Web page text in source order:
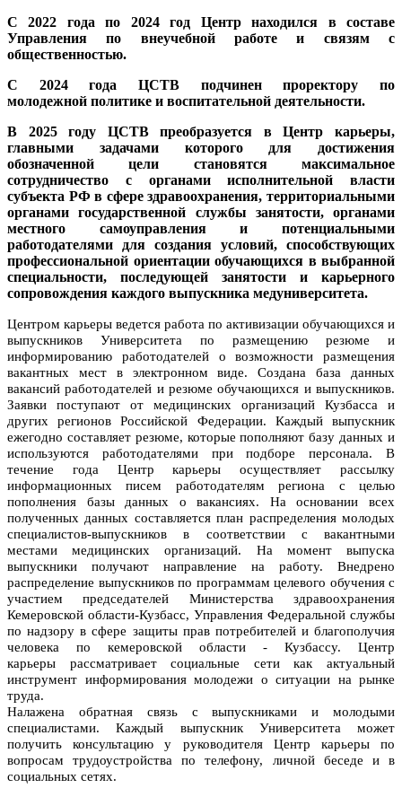
С 2022 года по 2024 год Центр находился в составе
Управления по внеучебной работе и связям с
общественностью.
С 2024 года ЦСТВ подчинен проректору по
молодежной политике и воспитательной деятельности.
В 2025 году ЦСТВ преобразуется в Центр карьеры,
главными задачами которого для достижения
обозначенной цели становятся максимальное
сотрудничество с органами исполнительной власти
субъекта РФ в сфере здравоохранения, территориальными
органами государственной службы занятости, органами
местного самоуправления и потенциальными
работодателями для создания условий, способствующих
профессиональной ориентации обучающихся в выбранной
специальности, последующей занятости и карьерного
сопровождения каждого выпускника медуниверситета.
Центром карьеры ведется работа по активизации обучающихся и
выпускников Университета по размещению резюме и
информированию работодателей о возможности размещения
вакантных мест в электронном виде. Создана база данных
вакансий работодателей и резюме обучающихся и выпускников.
Заявки поступают от медицинских организаций Кузбасса и
других регионов Российской Федерации. Каждый выпускник
ежегодно составляет резюме, которые пополняют базу данных и
используются работодателями при подборе персонала. В
течение года Центр карьеры осуществляет рассылку
информационных писем работодателям региона с целью
пополнения базы данных о вакансиях. На основании всех
полученных данных составляется план распределения молодых
специалистов-выпускников в соответствии с вакантными
местами медицинских организаций. На момент выпуска
выпускники получают направление на работу. Внедрено
распределение выпускников по программам целевого обучения с
участием председателей Министерства здравоохранения
Кемеровской области-Кузбасс, Управления Федеральной службы
по надзору в сфере защиты прав потребителей и благополучия
человека по кемеровской области - Кузбассу. Центр
карьеры рассматривает социальные сети как актуальный
инструмент информирования молодежи о ситуации на рынке
труда.
Налажена обратная связь с выпускниками и молодыми
специалистами. Каждый выпускник Университета может
получить консультацию у руководителя Центр карьеры по
вопросам трудоустройства по телефону, личной беседе и в
социальных сетях.